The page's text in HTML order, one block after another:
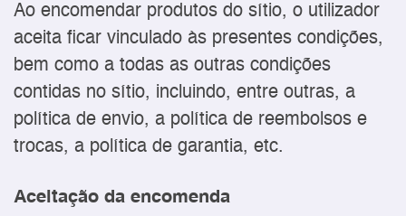
Ao encomendar produtos do sítio, o utilizador
aceita ficar vinculado às presentes condições,
bem como a todas as outras condições
contidas no sítio, incluindo, entre outras, a
política de envio, a política de reembolsos e
trocas, a política de garantia, etc.
Aceitação da encomenda